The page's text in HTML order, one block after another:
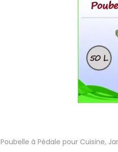
Poubelle à Pédale pour Cuisine,